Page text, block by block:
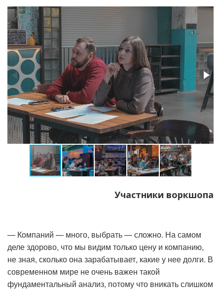
Участники воркшопа
— Компаний — много, выбрать — сложно. На самом
деле здорово, что мы видим только цену и компанию,
не зная, сколько она зарабатывает, какие у нее долги. В
современном мире не очень важен такой
фундаментальный анализ, потому что вникать слишком